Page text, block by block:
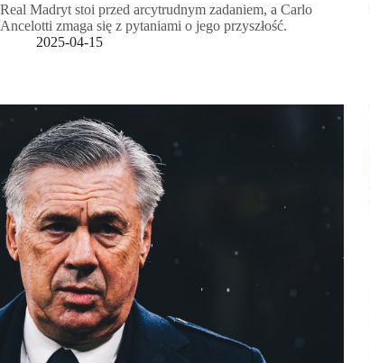
Real Madryt stoi przed arcytrudnym zadaniem, a Carlo
Ancelotti zmaga się z pytaniami o jego przyszłość.
2025-04-15